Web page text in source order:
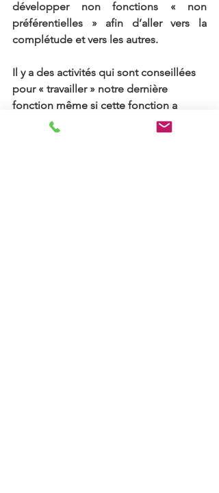
développer non fonctions « non
préférentielles » afin d’aller vers la
complétude et vers les autres.
Il y a des activités qui sont conseillées
pour « travailler » notre dernière
fonction même si cette fonction a
besoin de la collaboration du Moi et